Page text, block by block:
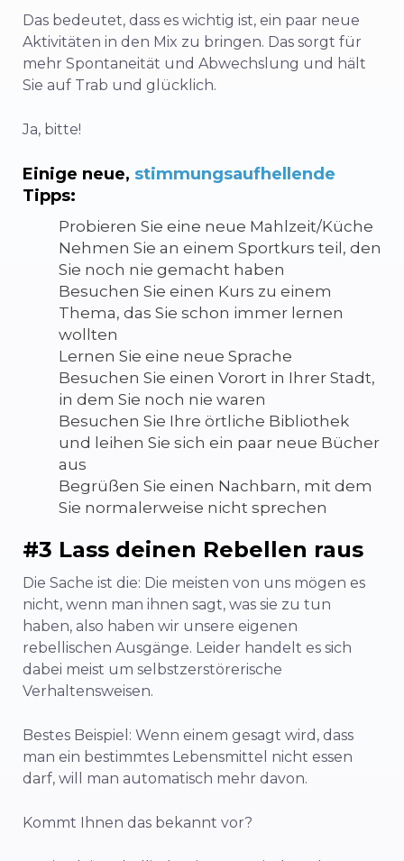
Das bedeutet, dass es wichtig ist, ein paar neue
Aktivitäten in den Mix zu bringen. Das sorgt für
mehr Spontaneität und Abwechslung und hält
Sie auf Trab und glücklich.
Ja, bitte!
Einige neue, stimmungsaufhellende
Tipps:
Probieren Sie eine neue Mahlzeit/Küche
Nehmen Sie an einem Sportkurs teil, den
Sie noch nie gemacht haben
Besuchen Sie einen Kurs zu einem
Thema, das Sie schon immer lernen
wollten
Lernen Sie eine neue Sprache
Besuchen Sie einen Vorort in Ihrer Stadt,
in dem Sie noch nie waren
Besuchen Sie Ihre örtliche Bibliothek
und leihen Sie sich ein paar neue Bücher
aus
Begrüßen Sie einen Nachbarn, mit dem
Sie normalerweise nicht sprechen
#3 Lass deinen Rebellen raus
Die Sache ist die: Die meisten von uns mögen es
nicht, wenn man ihnen sagt, was sie zu tun
haben, also haben wir unsere eigenen
rebellischen Ausgänge. Leider handelt es sich
dabei meist um selbstzerstörerische
Verhaltensweisen.
Bestes Beispiel: Wenn einem gesagt wird, dass
man ein bestimmtes Lebensmittel nicht essen
darf, will man automatisch mehr davon.
Kommt Ihnen das bekannt vor?